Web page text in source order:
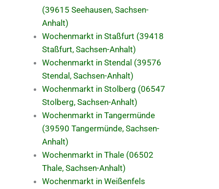
(39615 Seehausen, Sachsen-
Anhalt)
Wochenmarkt in Staßfurt (39418
Staßfurt, Sachsen-Anhalt)
Wochenmarkt in Stendal (39576
Stendal, Sachsen-Anhalt)
Wochenmarkt in Stolberg (06547
Stolberg, Sachsen-Anhalt)
Wochenmarkt in Tangermünde
(39590 Tangermünde, Sachsen-
Anhalt)
Wochenmarkt in Thale (06502
Thale, Sachsen-Anhalt)
Wochenmarkt in Weißenfels